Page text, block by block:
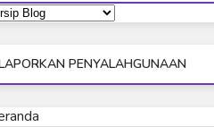
Ultraman R/B
Ultraman Taiga
Ultraman The Next
Ultraman Tiga
PENYALAHGUNAAN